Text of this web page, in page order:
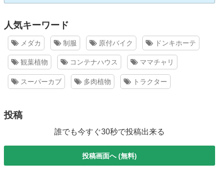
人気キーワード
メダカ 制服 原付バイク ドンキホーテ
観葉植物 コンテナハウス ママチャリ
スーパーカブ 多肉植物 トラクター
投稿
誰でも今すぐ30秒で投稿出来る
投稿画面へ (無料)